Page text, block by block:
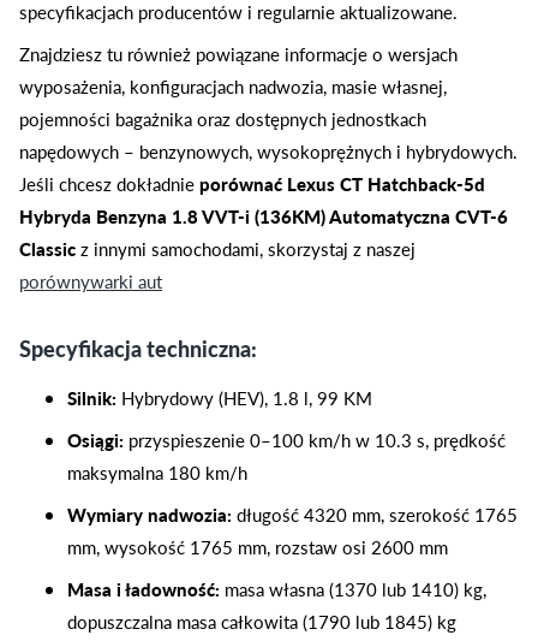
specyfikacjach producentów i regularnie aktualizowane.
Znajdziesz tu również powiązane informacje o wersjach
wyposażenia, konfiguracjach nadwozia, masie własnej,
pojemności bagażnika oraz dostępnych jednostkach
napędowych – benzynowych, wysokoprężnych i hybrydowych.
Jeśli chcesz dokładnieporównać Lexus CT Hatchback-5d
Hybryda Benzyna 1.8 VVT-i (136KM) Automatyczna CVT-6
Classicz innymi samochodami, skorzystaj z naszej
porównywarki aut
Specyfikacja techniczna:
Silnik: Hybrydowy (HEV), 1.8 l, 99 KM
Osiągi: przyspieszenie 0–100 km/h w 10.3 s, prędkość
maksymalna 180 km/h
Wymiary nadwozia: długość 4320 mm, szerokość 1765
mm, wysokość 1765 mm, rozstaw osi 2600 mm
Masa i ładowność: masa własna (1370 lub 1410) kg,
dopuszczalna masa całkowita (1790 lub 1845) kg